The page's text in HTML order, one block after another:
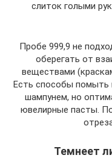
слиток голыми
Пробе 999,9 не
оберегать от
веществами
Есть способы помыть
шампунем, но
ювелирные пасты.
Темнеет